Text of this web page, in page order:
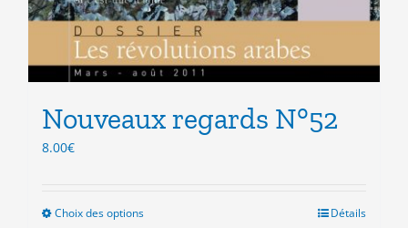
Nouveaux regards N°52
8.00€
Choix des optionsCe
Détails